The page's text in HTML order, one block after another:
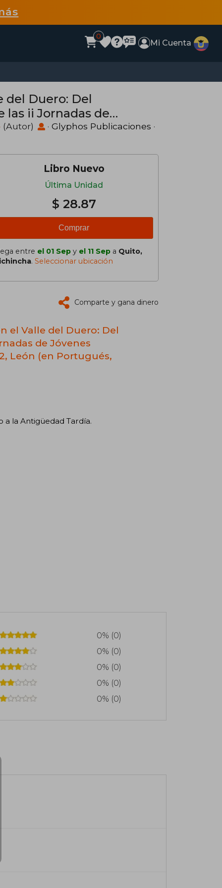
0
Mi Cuenta
del Duero: Del
las ii Jornadas de
Octubre de 2012,
(Autor) · Glyphos Publicaciones ·
Libro Nuevo
Última Unidad
$ 28.87
Comprar
entre el 01 Sep y el 11 Sep a Quito,
. Seleccionar ubicación
Comparte y gana dinero
el Valle del Duero: Del
de Jóvenes
León (en Portugués,
a la Antigüedad Tardía.
0% (0)
0% (0)
0% (0)
0% (0)
0% (0)